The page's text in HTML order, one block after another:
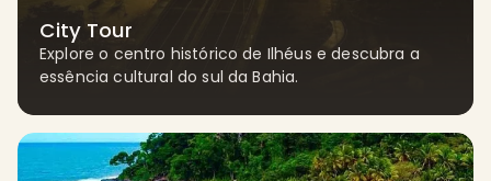
City Tour
Explore o centro histórico de Ilhéus e descubra a
essência cultural do sul da Bahia.